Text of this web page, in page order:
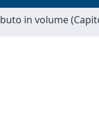
in volume